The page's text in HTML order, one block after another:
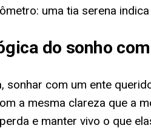
uma tia serena
do sonho
sonhar com um ente
a mesma clareza que a
e manter vivo o que